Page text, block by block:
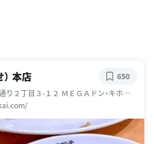
本店
り２丁目３-１２ ＭＥＧＡドン・キホー
下１階
650